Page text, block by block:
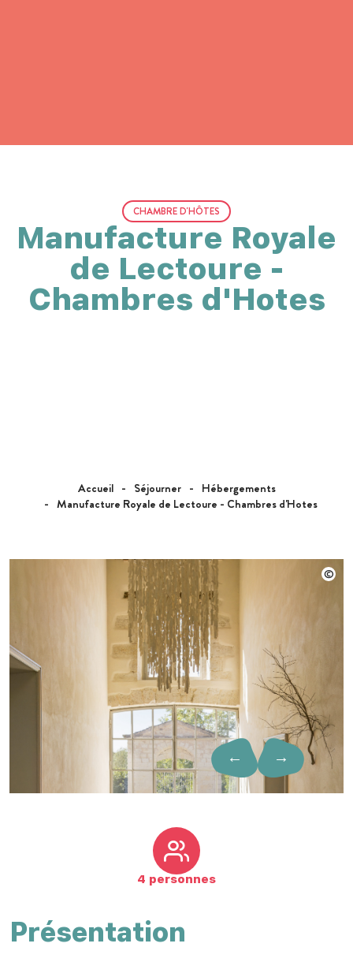
Accueil Séjourner
Hébergements
Manufacture Royale de Lectoure - Chambres d'Hotes
Manufacture Royale
de Lectoure -
Chambres d'Hotes
CHAMBRE D'HÔTES
← →
4 personnes
Présentation